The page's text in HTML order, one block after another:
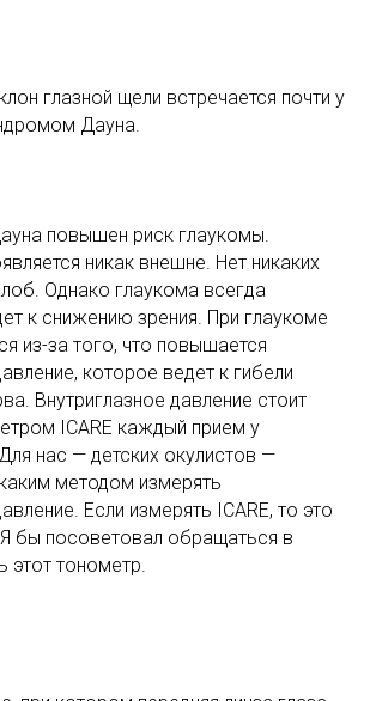
глазной щели встречается почти у
Дауна.
повышен риск глаукомы.
никак внешне. Нет никаких
Однако глаукома всегда
к снижению зрения. При глаукоме
из-за того, что повышается
которое ведет к гибели
Внутриглазное давление стоит
ICARE каждый прием у
нас — детских окулистов —
методом измерять
Если измерять ICARE, то это
бы посоветовал обращаться в
этот тонометр.